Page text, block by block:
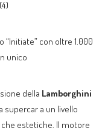
con oltre 1.000
unico
della Lamborghini
supercar a un livello
estetiche. Il motore